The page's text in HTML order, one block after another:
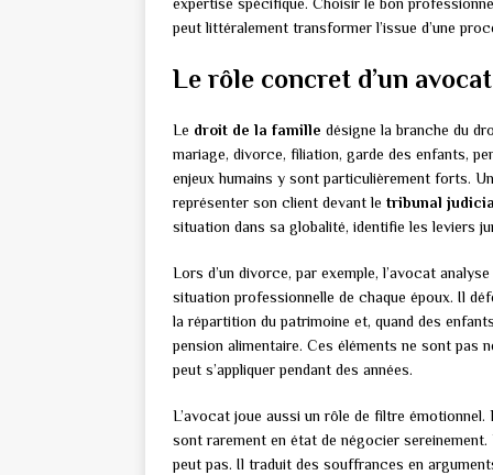
peut littéralement transformer l’issue d’une
Le rôle concret d’un
Le droit de la famille désigne la branche du
mariage, divorce, filiation, garde des enfants,
enjeux humains y sont particulièrement forts.
représenter son client devant le tribunal
situation dans sa globalité, identifie les leviers
Lors d’un divorce, par exemple, l’avocat
situation professionnelle de chaque époux. Il
la répartition du patrimoine et, quand des
pension alimentaire. Ces éléments ne sont pas
peut s’appliquer pendant des années.
L’avocat joue aussi un rôle de filtre
sont rarement en état de négocier
peut pas. Il traduit des souffrances en